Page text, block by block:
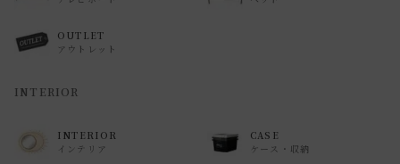
OUTLET
アウトレット
INTERIOR
INTERIOR
インテリア
CASE
ケース・収納